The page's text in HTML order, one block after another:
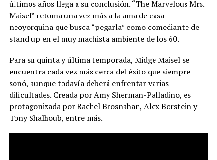
últimos años llega a su conclusión. “The Marvelous Mrs.
Maisel” retoma una vez más a la ama de casa
neoyorquina que busca “pegarla” como comediante de
stand up en el muy machista ambiente de los 60.
Para su quinta y última temporada, Midge Maisel se
encuentra cada vez más cerca del éxito que siempre
soñó, aunque todavía deberá enfrentar varias
dificultades. Creada por Amy Sherman-Palladino, es
protagonizada por Rachel Brosnahan, Alex Borstein y
Tony Shalhoub, entre más.